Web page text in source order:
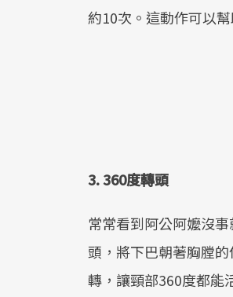
約10次。這動作可以
3. 360度轉頭
常常看到阿公阿嬤沒
頭，將下巴朝著胸膛
轉，讓頸部360度都能